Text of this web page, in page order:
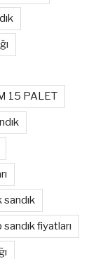
15 PALET
sandık fiyatları